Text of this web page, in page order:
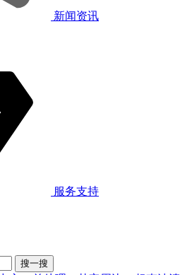
新闻资讯
服务支持